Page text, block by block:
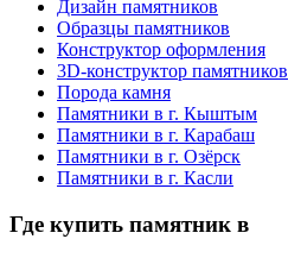
Дизайн памятников
Образцы памятников
Конструктор оформления
3D-конструктор памятников
Порода камня
Памятники в г. Кыштым
Памятники в г. Карабаш
Памятники в г. Озёрск
Памятники в г. Касли
Где купить памятник в